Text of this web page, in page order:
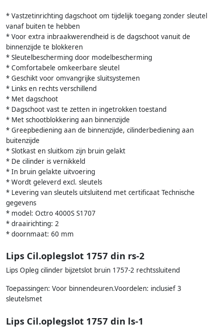
* Vastzetinrichting dagschoot om tijdelijk toegang zonder sleutel
vanaf buiten te hebben
* Voor extra inbraakwerendheid is de dagschoot vanuit de
binnenzijde te blokkeren
* Sleutelbescherming door modelbescherming
* Comfortabele omkeerbare sleutel
* Geschikt voor omvangrijke sluitsystemen
* Links en rechts verschillend
* Met dagschoot
* Dagschoot vast te zetten in ingetrokken toestand
* Met schootblokkering aan binnenzijde
* Greepbediening aan de binnenzijde, cilinderbediening aan
buitenzijde
* Slotkast en sluitkom zijn bruin gelakt
* De cilinder is vernikkeld
* In bruin gelakte uitvoering
* Wordt geleverd excl. sleutels
* Levering van sleutels uitsluitend met certificaat Technische
gegevens
* model: Octro 4000S S1707
* draairichting: 2
* doornmaat: 60 mm
Lips Cil.oplegslot 1757 din rs-2
Lips Opleg cilinder bijzetslot bruin 1757-2 rechtssluitend
Toepassingen: Voor binnendeuren.Voordelen: inclusief 3
sleutelsmet
Lips Cil.oplegslot 1757 din ls-1